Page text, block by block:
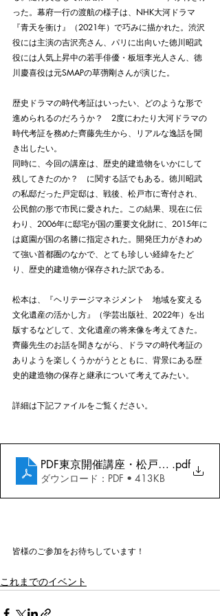
った。幕府一行の渡航の様子は、NHK大河ドラマ
『青天を衝け』（2021年）で巧みに描かれた。渋沢
役には主演の吉沢亮さん、パリに出向いた徳川昭武
役には人気上昇中の若手俳優・板垣李光人さん、徳
川慶喜役は元SMAPの草彅剛さんが演じた。
歴史ドラマの時代考証はいったい、どのような形で
進められるのだろうか？　2度にわたり大河ドラマの
時代考証を務めた齊藤先生から、リアルな逸話を聞
き出したい。
同時に、今回の講座は、歴史的建造物をいかにして
残してきたのか？　に関する話でもある。徳川昭武
の私邸だった戸定邸は、戦後、松戸市に寄付され、
公民館の形で市民に愛された。この結果、現在に伝
わり、2006年に邸宅が国の重要文化財に、2015年に
は庭園が国の名勝に指定された。開発圧力がきわめ
て強い首都圏のなかで、とても珍しい経緯をたど
り、歴史的建造物が保存された訳である。
松本は、『ヘリテージマネジメント　地域を変える
文化遺産の活かし方』（学芸出版社、2022年）を出
版するなどして、文化遺産の将来像を考えてきた。
齊藤先生のお話を聞きながら、ドラマの時代考証の
ありようを楽しくうかがうとともに、背景にある歴
史的建造物の保存と継承について考えてみたい。
詳細は下記ファイルをご覧ください。
PDF東京開催講座・松戸市戸定歴
.pdf
ダウンロード：PDF • 413KB
皆様のご参加をお待ちしています！
これまでのイベント